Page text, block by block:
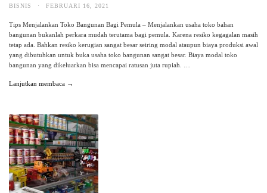
BISNIS · FEBRUARI 16, 2021
Tips Menjalankan Toko Bangunan Bagi Pemula – Menjalankan usaha toko bahan
bangunan bukanlah perkara mudah terutama bagi pemula. Karena resiko kegagalan masih
tetap ada. Bahkan resiko kerugian sangat besar seiring modal ataupun biaya produksi awal
yang dibutuhkan untuk buka usaha toko bangunan sangat besar. Biaya modal toko
bangunan yang dikeluarkan bisa mencapai ratusan juta rupiah. …
Lanjutkan membaca →